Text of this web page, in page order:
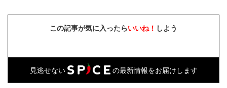
この記事が気に入ったらいいね！ しよう
見逃せない の最新情報をお届けします